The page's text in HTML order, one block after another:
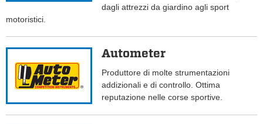
dagli attrezzi da giardino agli sport
motoristici.
Autometer
Produttore di molte strumentazioni
addizionali e di controllo. Ottima
reputazione nelle corse sportive.